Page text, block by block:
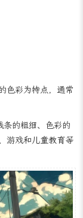
彩为特点，通常
条的粗细、色彩的
戏和儿童教育等